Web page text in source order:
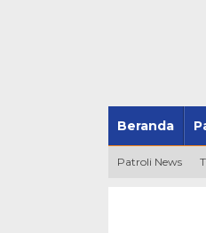
Beranda
Patroli News